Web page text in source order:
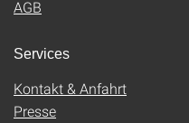
AGB
Services
Kontakt & Anfahrt
Presse